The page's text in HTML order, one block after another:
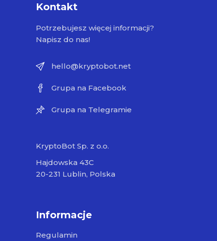
Kontakt
Potrzebujesz więcej informacji?
Napisz do nas!
hello@kryptobot.net
Grupa na Facebook
Grupa na Telegramie
KryptoBot Sp. z o.o.
Hajdowska 43C
20-231 Lublin, Polska
Informacje
Regulamin